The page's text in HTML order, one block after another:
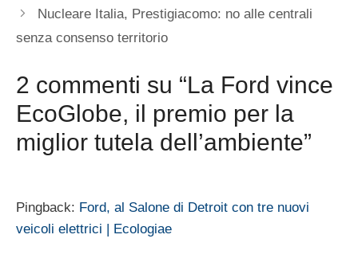
Nucleare Italia, Prestigiacomo: no alle centrali
senza consenso territorio
2 commenti su “La Ford vince
EcoGlobe, il premio per la
miglior tutela dell’ambiente”
Pingback: Ford, al Salone di Detroit con tre nuovi
veicoli elettrici | Ecologiae